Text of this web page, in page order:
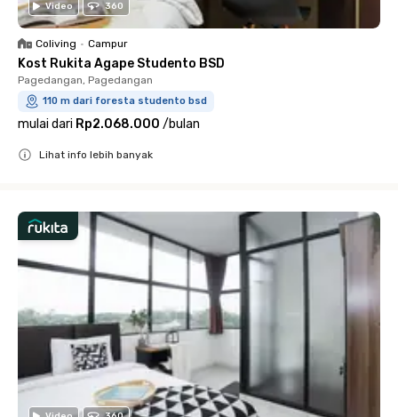
Video 360
Coliving • Campur
Kost Rukita Agape Studento BSD
Pagedangan, Pagedangan
110 m dari foresta studento bsd
mulai dari Rp2.068.000 /bulan
Lihat info lebih banyak